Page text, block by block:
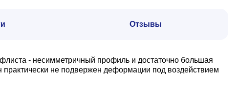
Отзывы
- несимметричный профиль и достаточно большая
не подвержен деформации под воздействием